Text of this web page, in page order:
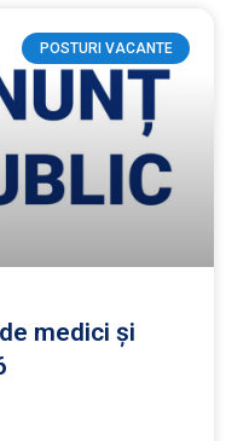
POSTURI VACANTE
medici și